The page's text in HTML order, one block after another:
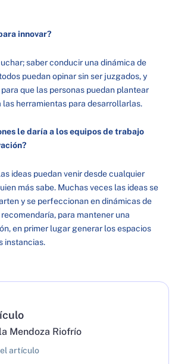
innovar?
saber conducir una dinámica de
puedan opinar sin ser juzgados, y
que las personas puedan plantear
las herramientas para desarrollarlas.
le daría a los equipos de trabajo
ideas puedan venir desde cualquier
más sabe. Muchas veces las ideas se
y se perfeccionan en dinámicas de
para mantener una
en primer lugar generar los espacios
instancias.
Mendoza Riofrío
artículo